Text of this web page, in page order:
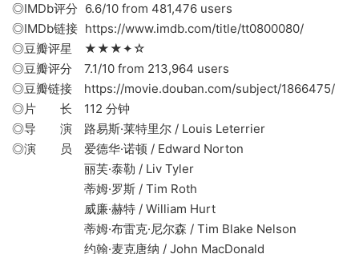
◎IMDb评分 6.6/10 from 481,476 users
◎IMDb链接 https://www.imdb.com/title/tt0800080/
◎豆瓣评星 ★★★✦☆
◎豆瓣评分 7.1/10 from 213,964 users
◎豆瓣链接 https://movie.douban.com/subject/1866475/
◎片 长 112 分钟
◎导 演 路易斯·莱特里尔 / Louis Leterrier
◎演 员 爱德华·诺顿 / Edward Norton
丽芙·泰勒 / Liv Tyler
蒂姆·罗斯 / Tim Roth
威廉·赫特 / William Hurt
蒂姆·布雷克·尼尔森 / Tim Blake Nelson
约翰·麦克唐纳 / John MacDonald